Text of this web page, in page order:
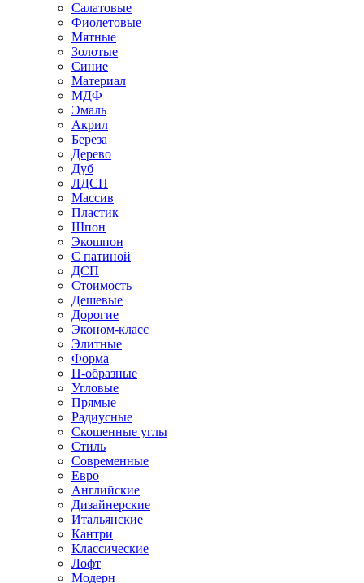
Салатовые
Фиолетовые
Мятные
Золотые
Синие
Материал
МДФ
Эмаль
Акрил
Береза
Дерево
Дуб
ЛДСП
Массив
Пластик
Шпон
Экошпон
С патиной
ДСП
Стоимость
Дешевые
Дорогие
Эконом-класс
Элитные
Форма
П-образные
Угловые
Прямые
Радиусные
Скошенные углы
Стиль
Современные
Евро
Английские
Дизайнерские
Итальянские
Кантри
Классические
Лофт
Модерн